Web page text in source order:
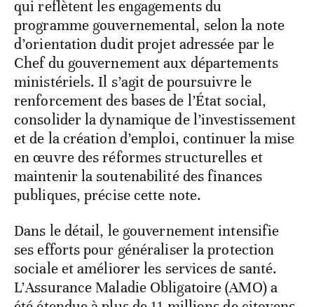
qui reflètent les engagements du
programme gouvernemental, selon la note
d’orientation dudit projet adressée par le
Chef du gouvernement aux départements
ministériels. Il s’agit de poursuivre le
renforcement des bases de l’État social,
consolider la dynamique de l’investissement
et de la création d’emploi, continuer la mise
en œuvre des réformes structurelles et
maintenir la soutenabilité des finances
publiques, précise cette note.
Dans le détail, le gouvernement intensifie
ses efforts pour généraliser la protection
sociale et améliorer les services de santé.
L’Assurance Maladie Obligatoire (AMO) a